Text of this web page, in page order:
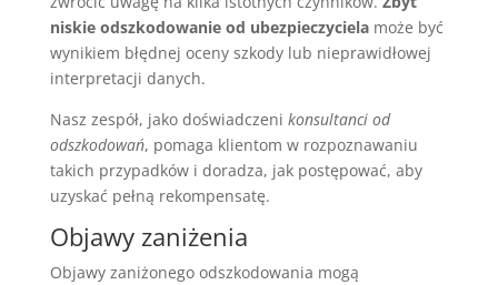
niskie odszkodowanie od ubezpieczycielamoże być
wynikiem błędnej oceny szkody lub nieprawidłowej
interpretacji danych.
Nasz zespół, jako doświadczeni konsultanci od
odszkodowań, pomaga klientom w rozpoznawaniu
takich przypadków i doradza, jak postępować, aby
uzyskać pełną rekompensatę.
Objawy zaniżenia
Objawy zaniżonego odszkodowania mogą